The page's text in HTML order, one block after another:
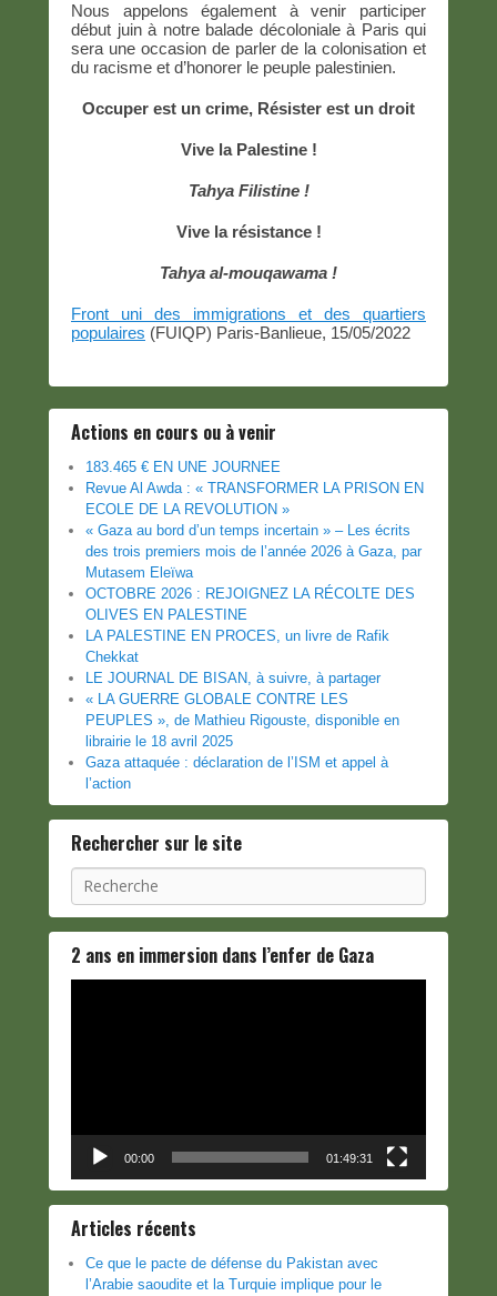
Nous appelons également à venir participer
début juin à notre balade décoloniale à Paris qui
sera une occasion de parler de la colonisation et
du racisme et d’honorer le peuple palestinien.
Occuper est un crime, Résister est un droit
Vive la Palestine !
Tahya Filistine !
Vive la résistance !
Tahya al-mouqawama !
Front uni des immigrations et des quartiers
populaires (FUIQP) Paris-Banlieue, 15/05/2022
Actions en cours ou à venir
183.465 € EN UNE JOURNEE
Revue Al Awda : « TRANSFORMER LA PRISON EN
ECOLE DE LA REVOLUTION »
« Gaza au bord d’un temps incertain » – Les écrits
des trois premiers mois de l’année 2026 à Gaza, par
Mutasem Eleïwa
OCTOBRE 2026 : REJOIGNEZ LA RÉCOLTE DES
OLIVES EN PALESTINE
LA PALESTINE EN PROCES, un livre de Rafik
Chekkat
LE JOURNAL DE BISAN, à suivre, à partager
« LA GUERRE GLOBALE CONTRE LES
PEUPLES », de Mathieu Rigouste, disponible en
librairie le 18 avril 2025
Gaza attaquée : déclaration de l’ISM et appel à
l’action
Rechercher sur le site
Recherche
2 ans en immersion dans l’enfer de Gaza
00:00 01:49:31
Articles récents
Ce que le pacte de défense du Pakistan avec
l’Arabie saoudite et la Turquie implique pour le